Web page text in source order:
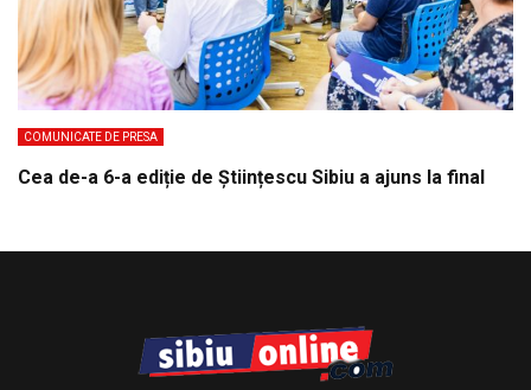
COMUNICATE DE PRESA
Cea de-a 6-a ediție de Științescu Sibiu a ajuns la final